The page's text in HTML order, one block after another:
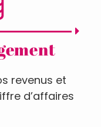
revenus et
d’affaires